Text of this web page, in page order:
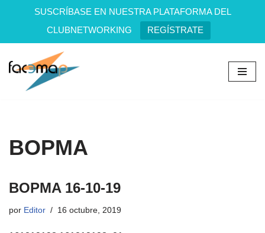
SUSCRÍBASE EN NUESTRA PLATAFORMA DEL
CLUBNETWORKING
REGÍSTRATE
Saltar
BOPMA
BOPMA 16-10-19
por Editor 16 octubre, 2019